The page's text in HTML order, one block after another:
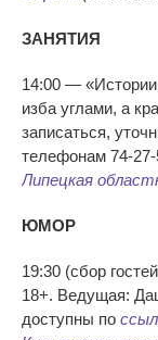
ЗАНЯТИЯ
14:00 — «Истории
изба углами, а
записаться,
телефонам 74-27-
Липецкая
ЮМОР
19:30 (сбор
18+. Ведущая:
доступны по